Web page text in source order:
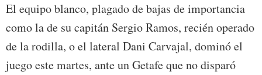
El equipo blanco, plagado de bajas de importancia
como la de su capitán Sergio Ramos, recién operado
de la rodilla, o el lateral Dani Carvajal, dominó el
juego este martes, ante un Getafe que no disparó